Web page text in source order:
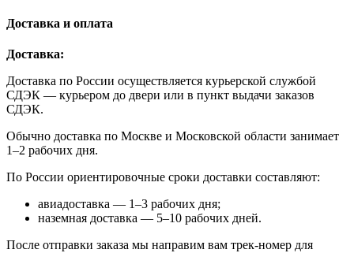
Доставка и оплата
Доставка:
Доставка по России осуществляется курьерской службой
СДЭК — курьером до двери или в пункт выдачи заказов
СДЭК.
Обычно доставка по Москве и Московской области занимает
1–2 рабочих дня.
По России ориентировочные сроки доставки составляют:
авиадоставка — 1–3 рабочих дня;
наземная доставка — 5–10 рабочих дней.
После отправки заказа мы направим вам трек-номер для